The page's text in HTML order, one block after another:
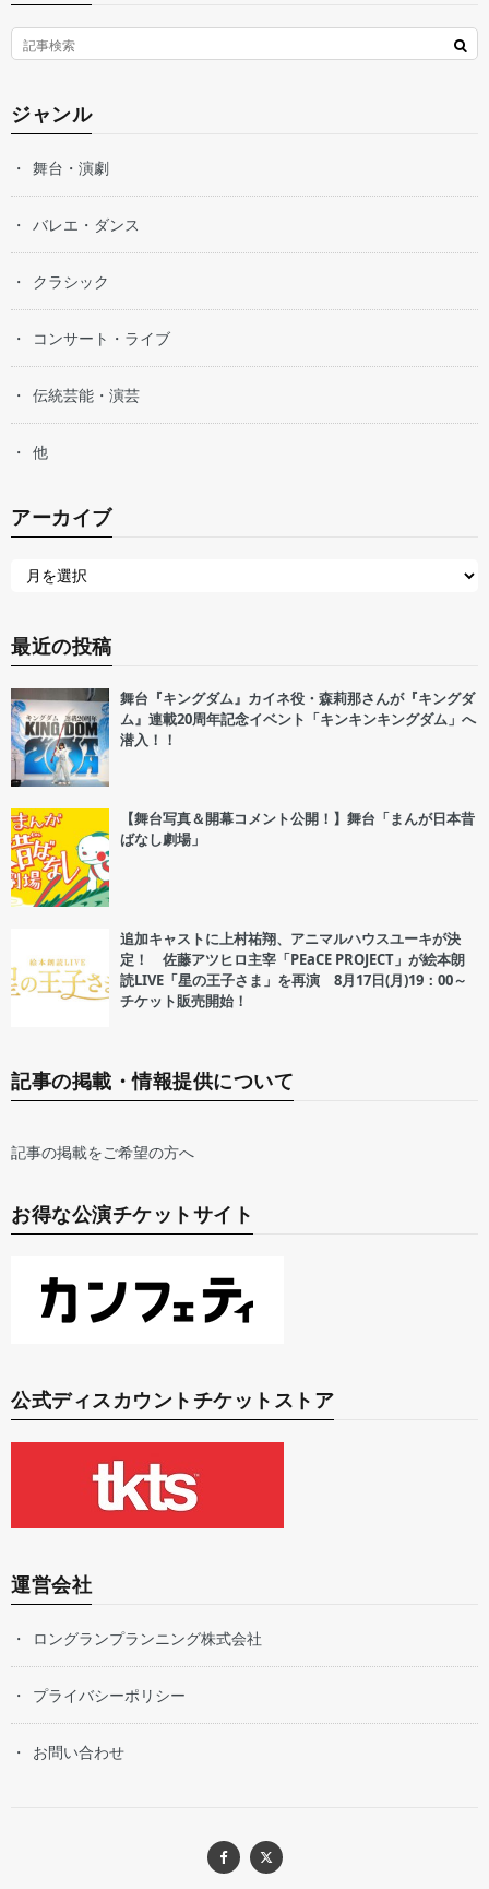
ジャンル
舞台・演劇
バレエ・ダンス
クラシック
コンサート・ライブ
伝統芸能・演芸
他
アーカイブ
最近の投稿
舞台『キングダム』カイネ役・森莉那さんが『キングダ
ム』連載20周年記念イベント「キンキンキングダム」へ
潜入！！
【舞台写真＆開幕コメント公開！】舞台「まんが日本昔
ばなし劇場」
追加キャストに上村祐翔、アニマルハウスユーキが決
定！ 佐藤アツヒロ主宰「PEaCE PROJECT」が絵本朗
読LIVE「星の王子さま」を再演 8月17日(月)19：00～
チケット販売開始！
記事の掲載・情報提供について
記事の掲載をご希望の方へ
お得な公演チケットサイト
公式ディスカウントチケットストア
運営会社
ロングランプランニング株式会社
プライバシーポリシー
お問い合わせ